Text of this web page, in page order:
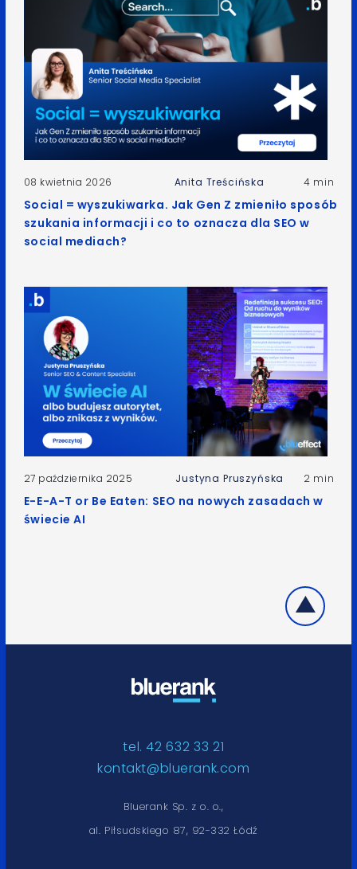
08 kwietnia 2026 Anita Treścińska 4 min
Social = wyszukiwarka. Jak Gen Z zmieniło sposób
szukania informacji i co to oznacza dla SEO w
social mediach?
27 października 2025 Justyna Pruszyńska 2 min
E-E-A-T or Be Eaten: SEO na nowych zasadach w
świecie AI
tel. 42 632 33 21
kontakt@bluerank.com
Bluerank Sp. z o. o.,
al. Piłsudskiego 87, 92-332 Łódź